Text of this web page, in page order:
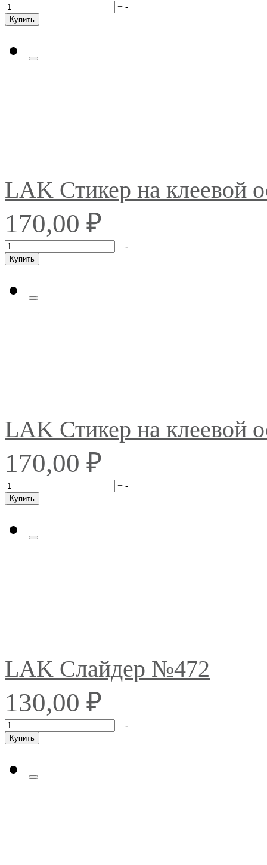
+ -
Купить
LAK Стикер на клеевой
170,00 ₽
+ -
Купить
LAK Стикер на клеевой
170,00 ₽
+ -
Купить
LAK Слайдер №472
130,00 ₽
+ -
Купить